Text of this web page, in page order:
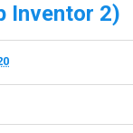
Inventor 2)